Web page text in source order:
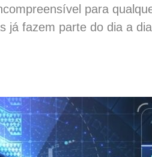
para
já fazem parte do dia a